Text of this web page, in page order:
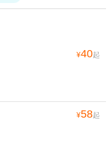
¥40起
¥58起